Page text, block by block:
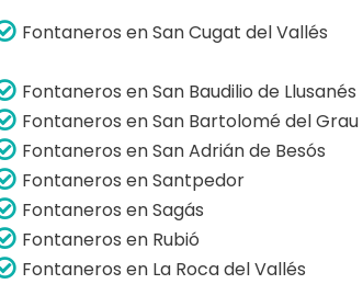
Fontaneros en San Cugat del Vallés
Fontaneros en San Baudilio de Llusanés
Fontaneros en San Bartolomé del Grau
Fontaneros en San Adrián de Besós
Fontaneros en Santpedor
Fontaneros en Sagás
Fontaneros en Rubió
Fontaneros en La Roca del Vallés